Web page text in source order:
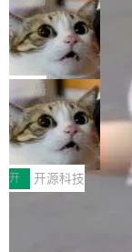
现实 过去两年，
一是如何让大模型
向生产，二是如何
设置，如果用布尔
ean 表示是否可切
色方案、深色方案
合。方案缺了、配
哪些组合有效，作
者部落知识"。 换个
变体：Switchable...
个"AI 知识库 + 聊
做，没什么新鲜的
r 上把事情说清楚了
re OS，一个带连接
有科技公司做的一
样。这是
那个创业公司。不
lare Workers 上——
——并且深度集成了
Deno 团队开源
布式 Durable
Ryan Dahl 领导的
目 Celld，一个能
Workers 和
计思路很直接：每
数据库，按名称寻
存储库里。节点之
没有控制平面，没
个小型数据库，应
库的竞争和爆炸半
局
鲁大师7月新机性
性能、流畅双第一
新折叠缺席
2026年7月的手机
增，手机厂商的日子
放缓，因此硝烟味
高价的三星折叠（
Fold8 / Z Flip8）外
开 开源科技
Zed 编辑器团队发